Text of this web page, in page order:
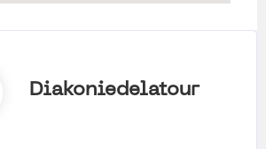
Diakoniedelatour